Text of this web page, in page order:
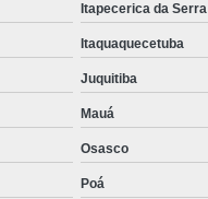
Itapecerica da Serra
Itaquaquecetuba
Juquitiba
Mauá
Osasco
Poá